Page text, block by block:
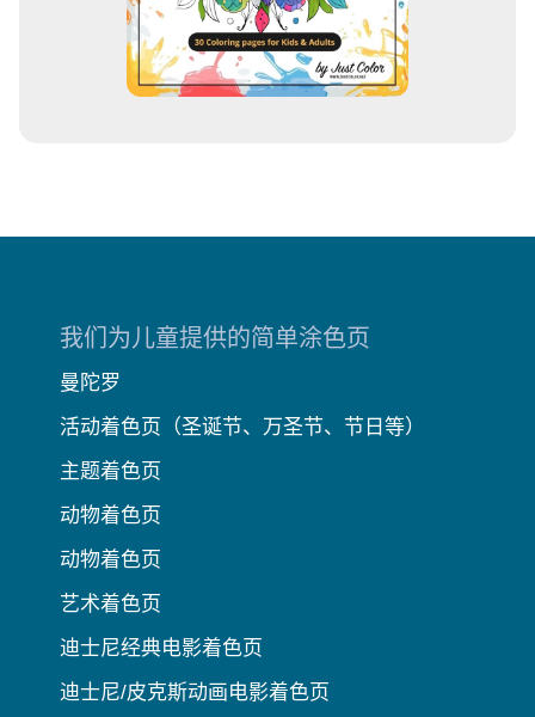
我们为儿童提供的简单涂色页
曼陀罗
活动着色页（圣诞节、万圣节、节日等）
主题着色页
动物着色页
动物着色页
艺术着色页
迪士尼经典电影着色页
迪士尼/皮克斯动画电影着色页